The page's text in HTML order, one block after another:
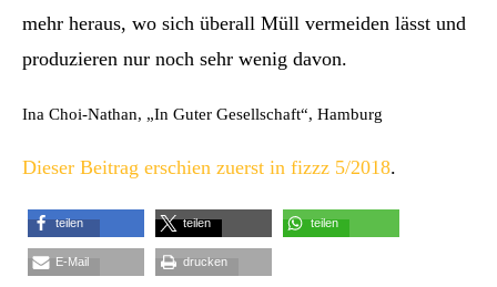
mehr heraus, wo sich überall Müll vermeiden lässt und
produzieren nur noch sehr wenig davon.
Ina Choi-Nathan, „In Guter Gesellschaft“, Hamburg
Dieser Beitrag erschien zuerst in fizzz 5/2018.
teilen teilen teilen
E-Mail drucken